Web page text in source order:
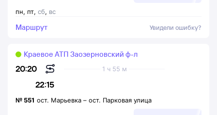
пн, пт, сб, вс
Маршрут Увидели ошибку?
20:20
22:15
1 ч 55 м
Краевое АТП Заозерновский ф-л
№ 551 ост. Марьевка – ост. Парковая улица